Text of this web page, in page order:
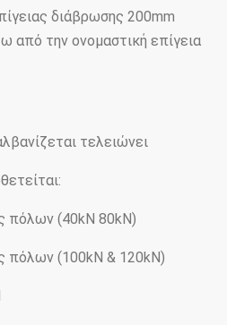
διάβρωσης 200mm
την ονομαστική επίγεια
τελειώνει
πόλων (40kN 80kN)
πόλων (100kN & 120kN)